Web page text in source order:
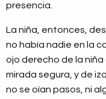
presencia.
La niña, entonces,
no había nadie en la
ojo derecho de la niña
mirada segura, y de
no se oían pasos, ni